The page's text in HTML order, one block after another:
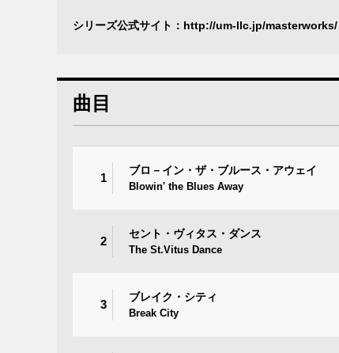
シリーズ公式サイト： http://um-llc.jp/masterworks/
曲目
1
ブロ－イン・ザ・ブルース・アウェイ
Blowin' the Blues Away
2
セント・ヴィタス・ダンス
The St.Vitus Dance
3
ブレイク・シティ
Break City